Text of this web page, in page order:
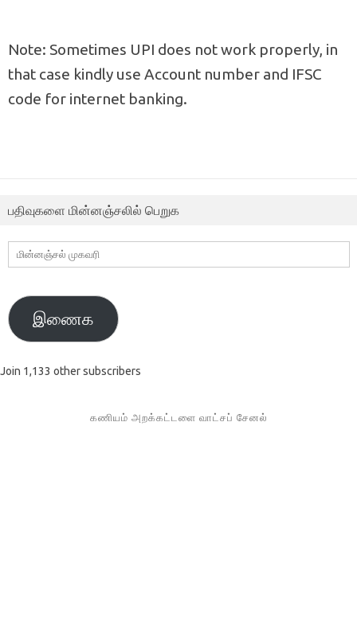
Note: Sometimes UPI does not work properly, in
that case kindly use Account number and IFSC
code for internet banking.
பதிவுகளை மின்னஞ்சலில் பெறுக
மின்னஞ்சல்
முகவரி
இணைக
Join 1,133 other subscribers
கணியம் அறக்கட்டளை வாட்சப் சேனல்